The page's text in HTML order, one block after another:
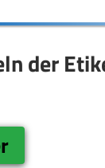
der